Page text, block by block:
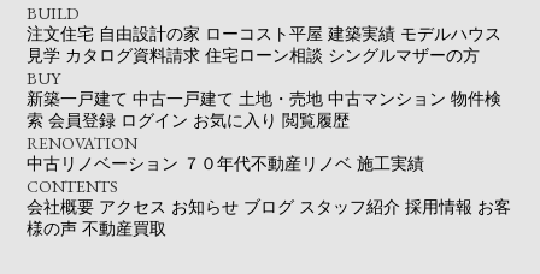
BUILD
注文住宅 自由設計の家 ローコスト平屋 建築実績 モデルハウス
見学 カタログ資料請求 住宅ローン相談 シングルマザーの方
BUY
新築一戸建て 中古一戸建て 土地・売地 中古マンション 物件検
索 会員登録 ログイン お気に入り 閲覧履歴
RENOVATION
中古リノベーション ７０年代不動産リノベ 施工実績
CONTENTS
会社概要 アクセス お知らせ ブログ スタッフ紹介 採用情報 お客
様の声 不動産買取